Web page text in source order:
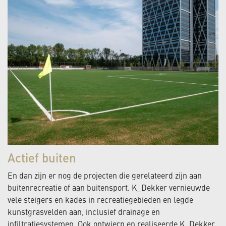
Actief buiten
En dan zijn er nog de projecten die gerelateerd zijn aan
buitenrecreatie of aan buitensport. K_Dekker vernieuwde
vele steigers en kades in recreatiegebieden en legde
kunstgrasvelden aan, inclusief drainage en